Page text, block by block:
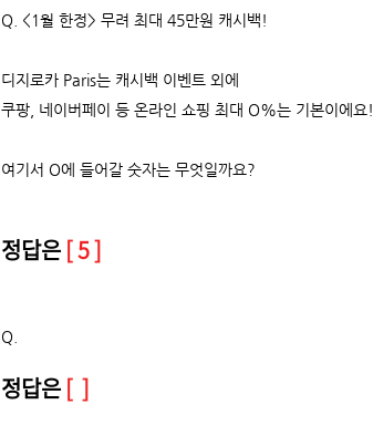
Q. <1월 한정> 무려 최대 45만원 캐시백!
디지로카 Paris는 캐시백 이벤트 외에
쿠팡, 네이버페이 등 온라인 쇼핑 최대 O%는 기본이에요!
여기서 O에 들어갈 숫자는 무엇일까요?
정답은 [ 5 ]
Q.
정답은 [ ]